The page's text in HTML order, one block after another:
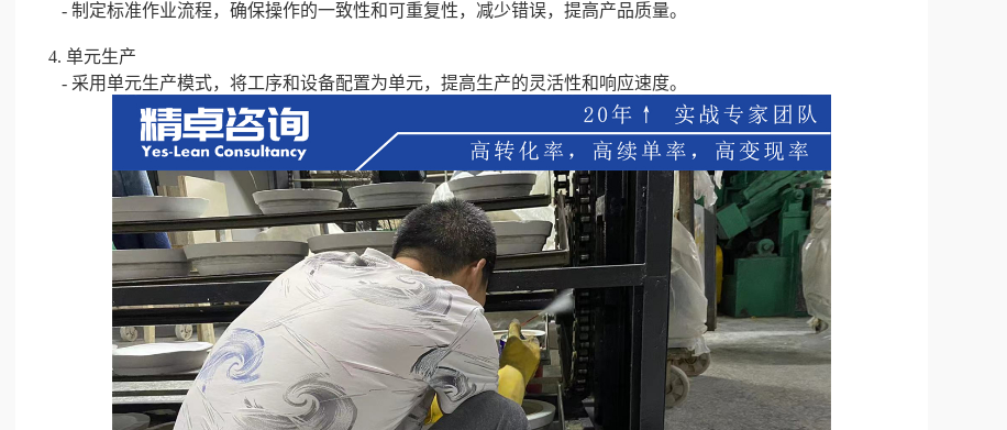
- 制定标准作业流程，确保操作的一致性和可重复性，减少错误，提高产品质量。
4. 单元生产
- 采用单元生产模式，将工序和设备配置为单元，提高生产的灵活性和响应速度。